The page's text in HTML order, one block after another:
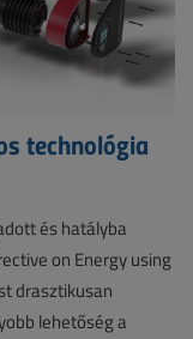
technológia
és hatályba
on Energy using
drasztikusan
lehetőség a